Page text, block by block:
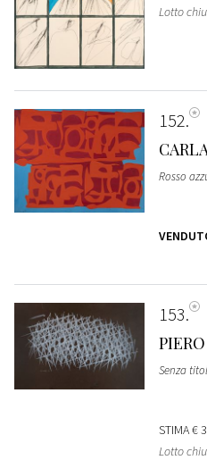
Lotto
152
Rosso
153
Senza
STIMA€
Lotto